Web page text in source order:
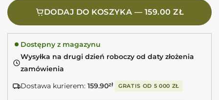
DODAJ DO KOSZYKA — 159.00 ZŁ
Dostępny z magazynu
Wysyłka na drugi dzień roboczy od daty złożenia
zamówienia
Dostawa kurierem: 159.90zł GRATIS OD 5 000 ZŁ